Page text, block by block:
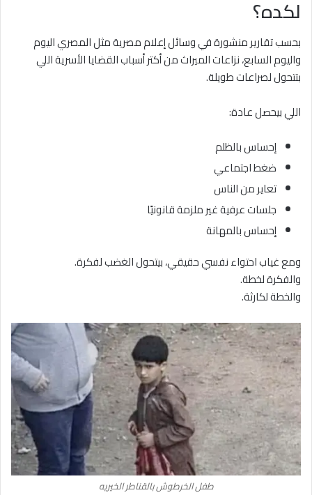
لكده؟
بحسب تقارير منشورة في وسائل إعلام مصرية مثل المصري اليوم
واليوم السابع، نزاعات الميراث من أكتر أسباب القضايا الأسرية اللي
بتتحول لصراعات طويلة.
اللي بيحصل عادة:
إحساس بالظلم
ضغط اجتماعي
تعاير من الناس
جلسات عرفية غير ملزمة قانونيًا
إحساس بالمهانة
ومع غياب احتواء نفسي حقيقي، بيتحول الغضب لفكرة.
والفكرة لخطة.
والخطة لكارثة.
طفل الخرطوش بالقناطر الخيريه